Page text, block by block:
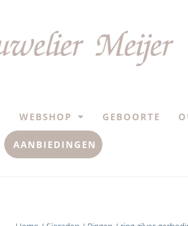
WEBSHOP GEBOORTE
AANBIEDINGEN